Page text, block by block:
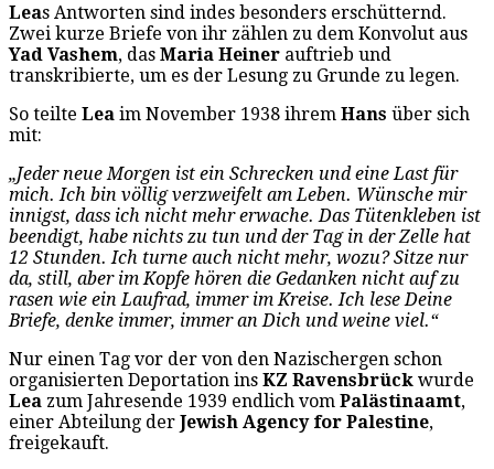
Leas Antworten sind indes besonders erschütternd.
Zwei kurze Briefe von ihr zählen zu dem Konvolut aus
Yad Vashem, das Maria Heiner auftrieb und
transkribierte, um es der Lesung zu Grunde zu legen.
So teilte Lea im November 1938 ihrem Hans über sich
mit:
„Jeder neue Morgen ist ein Schrecken und eine Last für
mich. Ich bin völlig verzweifelt am Leben. Wünsche mir
innigst, dass ich nicht mehr erwache. Das Tütenkleben ist
beendigt, habe nichts zu tun und der Tag in der Zelle hat
12 Stunden. Ich turne auch nicht mehr, wozu? Sitze nur
da, still, aber im Kopfe hören die Gedanken nicht auf zu
rasen wie ein Laufrad, immer im Kreise. Ich lese Deine
Briefe, denke immer, immer an Dich und weine viel.“
Nur einen Tag vor der von den Nazischergen schon
organisierten Deportation ins KZ Ravensbrück wurde
Lea zum Jahresende 1939 endlich vom Palästinaamt,
einer Abteilung der Jewish Agency for Palestine,
freigekauft.